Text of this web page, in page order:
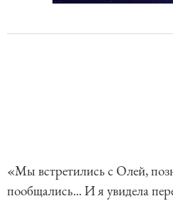
«Мы встретились с Олей,
пообщались... И я увидела